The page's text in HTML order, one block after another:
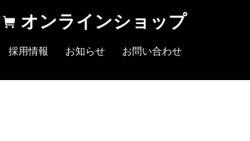
採用情報 お知らせ お問い合わせ
オンラインショップ